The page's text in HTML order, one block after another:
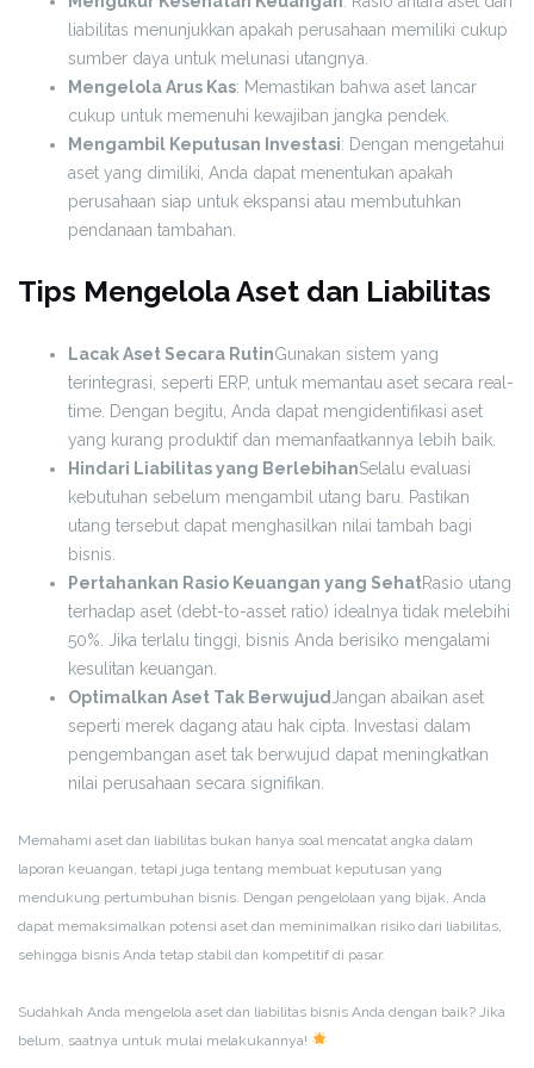
liabilitas menunjukkan apakah perusahaan memiliki cukup
sumber daya untuk melunasi utangnya.
Mengelola Arus Kas: Memastikan bahwa aset lancar
cukup untuk memenuhi kewajiban jangka pendek.
Mengambil Keputusan Investasi: Dengan mengetahui
aset yang dimiliki, Anda dapat menentukan apakah
perusahaan siap untuk ekspansi atau membutuhkan
pendanaan tambahan.
Tips Mengelola Aset dan Liabilitas
Lacak Aset Secara RutinGunakan sistem yang
terintegrasi, seperti ERP, untuk memantau aset secara real-
time. Dengan begitu, Anda dapat mengidentifikasi aset
yang kurang produktif dan memanfaatkannya lebih baik.
Hindari Liabilitas yang BerlebihanSelalu evaluasi
kebutuhan sebelum mengambil utang baru. Pastikan
utang tersebut dapat menghasilkan nilai tambah bagi
bisnis.
Pertahankan Rasio Keuangan yang SehatRasio utang
terhadap aset (debt-to-asset ratio) idealnya tidak melebihi
50%. Jika terlalu tinggi, bisnis Anda berisiko mengalami
kesulitan keuangan.
Optimalkan Aset Tak Berwujud Jangan abaikan aset
seperti merek dagang atau hak cipta. Investasi dalam
pengembangan aset tak berwujud dapat meningkatkan
nilai perusahaan secara signifikan.
Memahami aset dan liabilitas bukan hanya soal mencatat angka dalam
laporan keuangan, tetapi juga tentang membuat keputusan yang
mendukung pertumbuhan bisnis. Dengan pengelolaan yang bijak, Anda
dapat memaksimalkan potensi aset dan meminimalkan risiko dari liabilitas,
sehingga bisnis Anda tetap stabil dan kompetitif di pasar.
Sudahkah Anda mengelola aset dan liabilitas bisnis Anda dengan baik? Jika
belum, saatnya untuk mulai melakukannya!